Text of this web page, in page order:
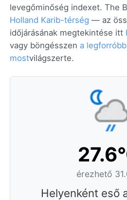
levegőminőség indexet. The
Holland Karib-térség — az
időjárásának megtekintése itt
vagy böngésszen a
mostvilágszerte.
érezhető
Helyenként eső